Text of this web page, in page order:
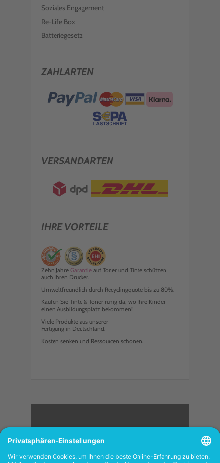
Soziales Engagement
Re-Life Box
Batteriegesetz
ZAHLARTEN
VERSANDARTEN
IHRE VORTEILE
Zehn Jahre Garantie auf Toner und Tinte schützen
auch Ihren Drucker.
Umweltfreundlich durch Recyclingquote bis zu 80%.
Kaufen Sie Tinte & Toner ruhig da, wo Ihre Kinder
einen Ausbildungsplatz bekommen!
Viele Produkte aus unserer
Fertigung in Deutschland.
Kosten senken und Ressourcen schonen.
<